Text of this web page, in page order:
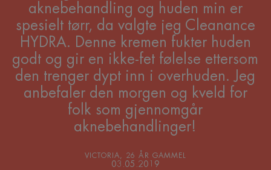
aknebehandling og huden min er
spesielt tørr, da valgte jeg Cleanance
HYDRA. Denne kremen fukter huden
godt og gir en ikke-fet følelse ettersom
den trenger dypt inn i overhuden. Jeg
anbefaler den morgen og kveld for
folk som gjennomgår
aknebehandlinger!
VICTORIA, 26 ÅR GAMMEL
03.05.2019